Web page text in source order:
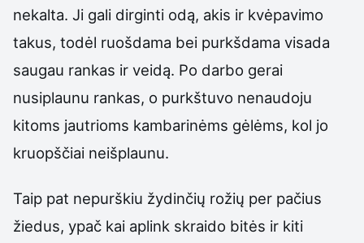
nekalta. Ji gali dirginti odą, akis ir kvėpavimo
takus, todėl ruošdama bei purkšdama visada
saugau rankas ir veidą. Po darbo gerai
nusiplaunu rankas, o purkštuvo nenaudoju
kitoms jautrioms kambarinėms gėlėms, kol jo
kruopščiai neišplaunu.
Taip pat nepurškiu žydinčių rožių per pačius
žiedus, ypač kai aplink skraido bitės ir kiti